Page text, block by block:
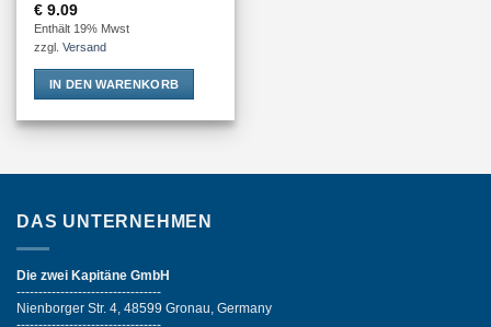
€ 9.09
Enthält 19% Mwst
zzgl.Versand
IN DEN WARENKORB
DAS UNTERNEHMEN
Die zwei Kapitäne GmbH
---------------------------------
Nienborger Str. 4, 48599 Gronau, Germany